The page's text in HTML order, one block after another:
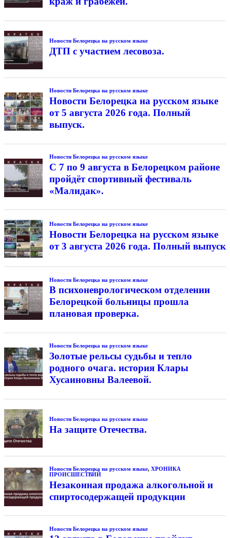
Новости Белорецка на русском языке
ДТП с участием лесовоза.
Новости Белорецка на русском языке
Новости Белорецка на русском языке
от 5 августа 2026 года. Полный
выпуск.
Новости Белорецка на русском языке
С 7 по 9 августа в Белорецком районе
пройдёт спортивный фестиваль
«Малидак».
Новости Белорецка на русском языке
Новости Белорецка на русском языке
от 3 августа 2026 года. Полный выпуск
Новости Белорецка на русском языке
В психоневрологическом отделении
Белорецкой больницы прошла
плановая проверка.
Новости Белорецка на русском языке
Золотые рельсы судьбы и тепло
родного очага. история Клары
Хусаиновны Валеевой.
Новости Белорецка на русском языке
На защите Отечества.
Новости Белорецка на русском языке, ХРОНИКА
ПРОИСШЕСТВИЙ
Незаконная продажа алкогольной и
спиртосодержащей продукции
Новости Белорецка на русском языке